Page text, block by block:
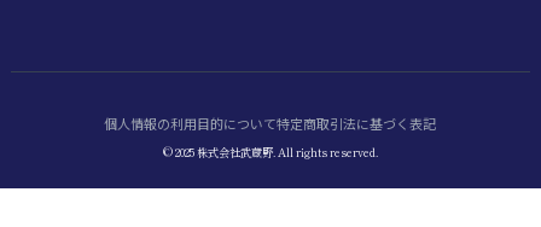
個人情報の利用目的について特定商取引法に基づく表記
© 2025 株式会社武蔵野. All rights reserved.